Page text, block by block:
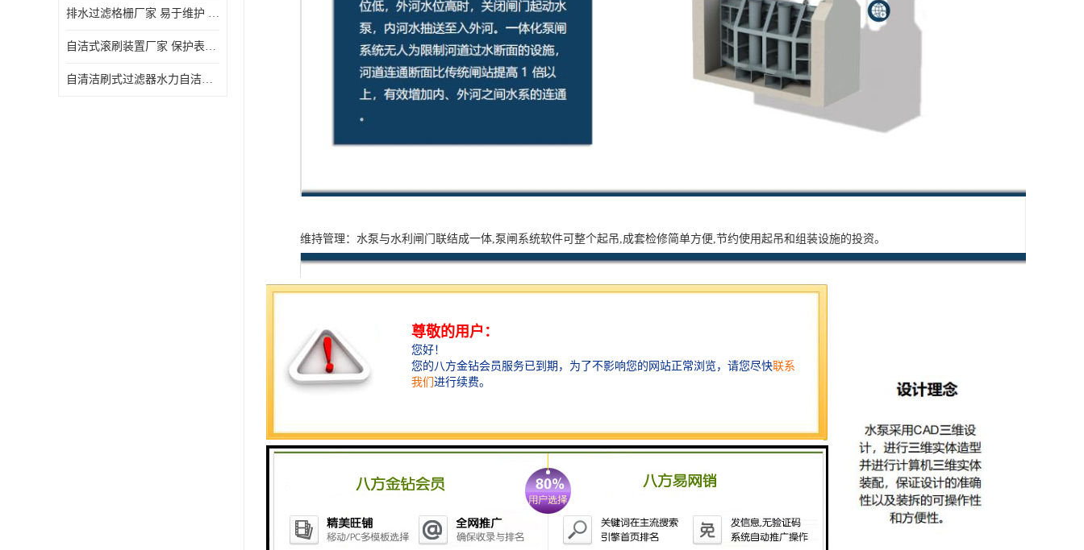
排水过滤格栅厂家 易于维护 保持栅条通畅
自洁式滚刷装置厂家 保护表面 节省能源
自清洁刷式过滤器水力自洁式滚刷 重量轻 使用寿命长
维持管理：水泵与水利闸门联结成一体,泵闸系统软件可整个起吊,成套检修简单方便,节约使用起吊和组装设施的投资。